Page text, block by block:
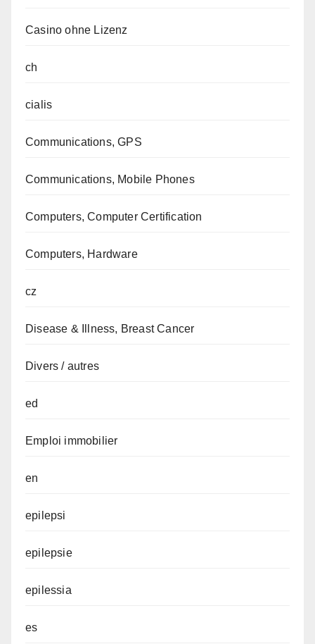
Casino ohne Lizenz
ch
cialis
Communications, GPS
Communications, Mobile Phones
Computers, Computer Certification
Computers, Hardware
cz
Disease & Illness, Breast Cancer
Divers / autres
ed
Emploi immobilier
en
epilepsi
epilepsie
epilessia
es